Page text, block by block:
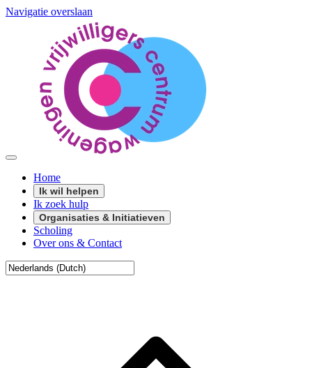
Navigatie overslaan
Home
Ik wil helpen
Ik zoek hulp
Organisaties & Initiatieven
Scholing
Over ons & Contact